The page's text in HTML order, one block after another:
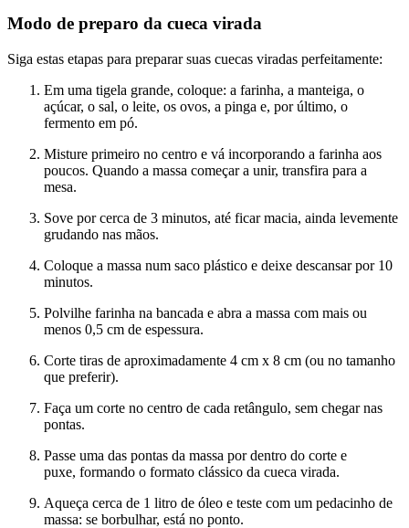
Modo de preparo da cueca virada
Siga estas etapas para preparar suas cuecas viradas perfeitamente:
Em uma tigela grande, coloque: a farinha, a manteiga, o
açúcar, o sal, o leite, os ovos, a pinga e, por último, o
fermento em pó.
Misture primeiro no centro e vá incorporando a farinha aos
poucos. Quando a massa começar a unir, transfira para a
mesa.
Sove por cerca de 3 minutos, até ficar macia, ainda levemente
grudando nas mãos.
Coloque a massa num saco plástico e deixe descansar por 10
minutos.
Polvilhe farinha na bancada e abra a massa com mais ou
menos 0,5 cm de espessura.
Corte tiras de aproximadamente 4 cm x 8 cm (ou no tamanho
que preferir).
Faça um corte no centro de cada retângulo, sem chegar nas
pontas.
Passe uma das pontas da massa por dentro do corte e
puxe, formando o formato clássico da cueca virada.
Aqueça cerca de 1 litro de óleo e teste com um pedacinho de
massa: se borbulhar, está no ponto.